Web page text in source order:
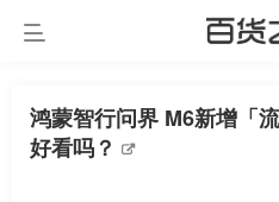
鸿蒙智行问界 M6新增「
好看吗？